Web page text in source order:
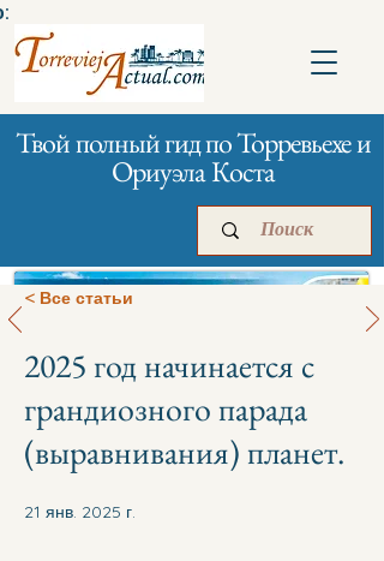
Твой полный гид по Торревьехе и
Ориуэла Коста
< Все статьи
2025 год начинается с
грандиозного парада
(выравнивания) планет.
21 янв. 2025 г.